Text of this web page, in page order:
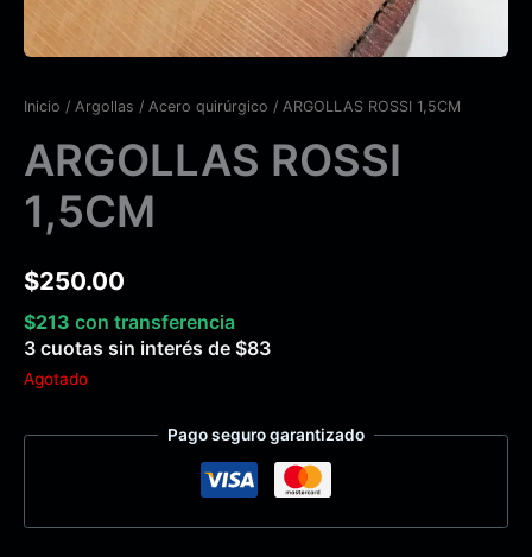
Inicio / Argollas / Acero quirúrgico / ARGOLLAS ROSSI 1,5CM
ARGOLLAS ROSSI
1,5CM
$250.00
$213 con transferencia
3 cuotas sin interés de $83
Agotado
Pago seguro garantizado